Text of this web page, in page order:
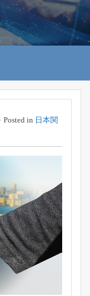
Posted in 日本関